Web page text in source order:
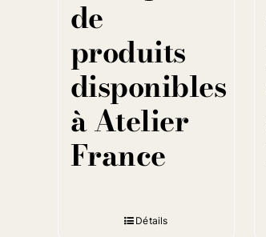
de
produits
disponibles
à Atelier
France
Détails